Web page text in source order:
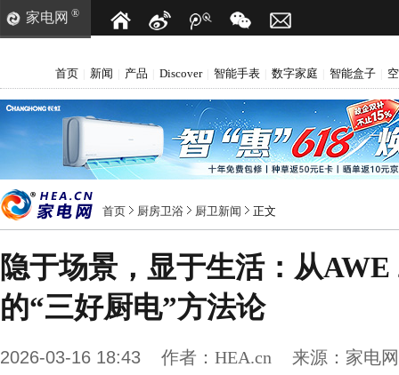
家电网 ®
首页 新闻 产品 Discover 智能手表 数字家庭 智能盒子
首页 厨房卫浴 厨卫新闻 正文
隐于场景，显于生活：从AWE
的“三好厨电”方法论
2026-03-16 18:43 作者： HEA.cn 来源： 家电网